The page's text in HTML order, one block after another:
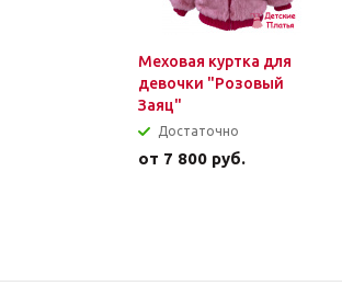
Меховая куртка для
девочки "Розовый
Заяц"
Достаточно
от 7 800 руб.